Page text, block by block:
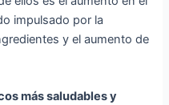
impulsado por la
y el aumento de
más saludables y